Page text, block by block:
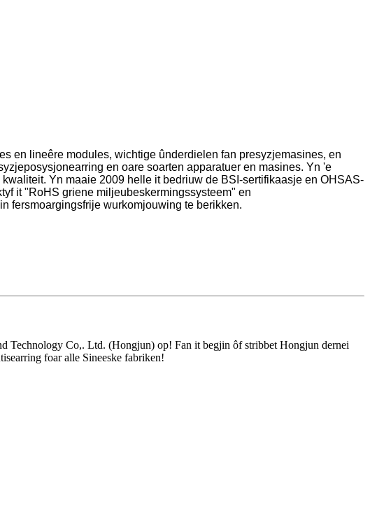
en lineêre modules, wichtige ûnderdielen fan presyzjemasines, en
en oare soarten apparatuer en masines. Yn 'e
Yn maaie 2009 helle it bedriuw de BSI-sertifikaasje en OHSAS-
it "RoHS griene miljeubeskermingssysteem" en
fersmoargingsfrije wurkomjouwing te berikken.
Technology Co,. Ltd. (Hongjun) op! Fan it begjin ôf stribbet Hongjun dernei
foar alle Sineeske fabriken!